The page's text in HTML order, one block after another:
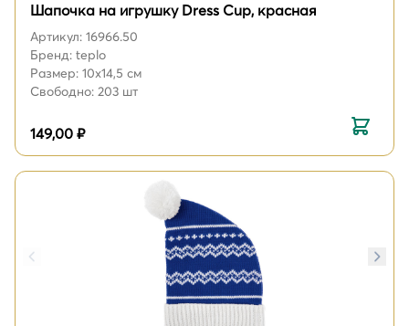
Шапочка на игрушку Dress Cup, красная
Артикул: 16966.50
Бренд: teplo
Размер: 10х14,5 см
Свободно: 203 шт
149,00 ₽